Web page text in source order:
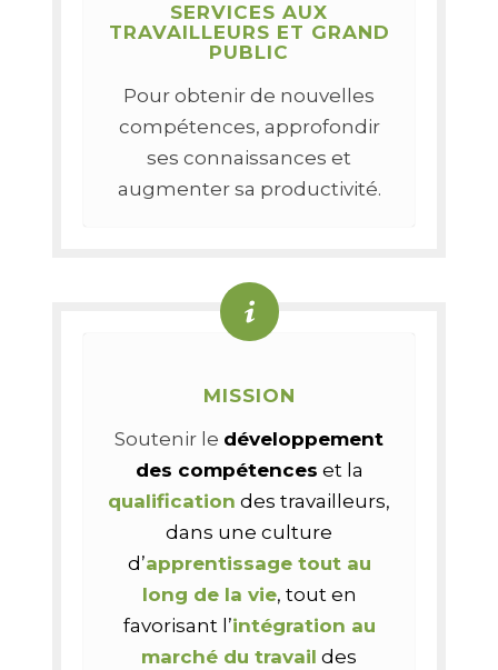
SERVICES AUX
TRAVAILLEURS ET GRAND
PUBLIC
Pour obtenir de nouvelles
compétences, approfondir
ses connaissances et
augmenter sa productivité.
MISSION
Soutenir le développement
des compétences et la
qualification des travailleurs,
dans une culture
d’apprentissage tout au
long de la vie, tout en
favorisant l’intégration au
marché du travail des